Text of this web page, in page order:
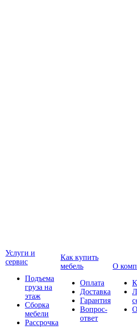
Услуги и
сервис
Подъема
груза на
этаж
Сборка
мебели
Рассрочка
Как купить
мебель
Оплата
Доставка
Гарантия
Вопрос-
ответ
О